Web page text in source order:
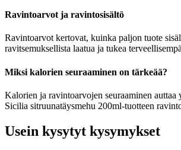
Ravintoarvot ja ravintosisältö
Ravintoarvot kertovat, kuinka paljon tuote
ravitsemuksellista laatua ja tukea
Miksi kalorien seuraaminen on tärkeää?
Kalorien ja ravintoarvojen seuraaminen
Sicilia sitruunatäysmehu 200ml-tuotteen
Usein kysytyt kysymykset